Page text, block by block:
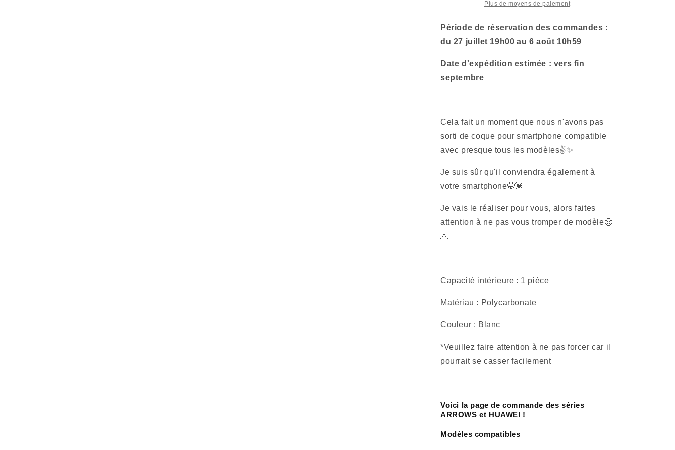
smartphone
demi-
compatible
presque
tous
ARROWS,
série
HUAWEI
[expédié
septembre]
smartphone
demi-
compatible
presque
ARROWS,
HUAWEI
[expédié
septembre]
Plus de moyens de paiement
Période de réservation des commandes :
du 27 juillet 19h00 au 6 août 10h59
Date d'expédition estimée : vers fin
septembre
Cela fait un moment que nous n'avons pas
sorti de coque pour smartphone compatible
avec presque tous les modèles✌️✨
Je suis sûr qu'il conviendra également à
votre smartphone🤭💓
Je vais le réaliser pour vous, alors faites
attention à ne pas vous tromper de modèle🥺
🙏
Capacité intérieure : 1 pièce
Matériau : Polycarbonate
Couleur : Blanc
*Veuillez faire attention à ne pas forcer car il
pourrait se casser facilement
Voici la page de commande des séries
ARROWS et HUAWEI !
Modèles compatibles